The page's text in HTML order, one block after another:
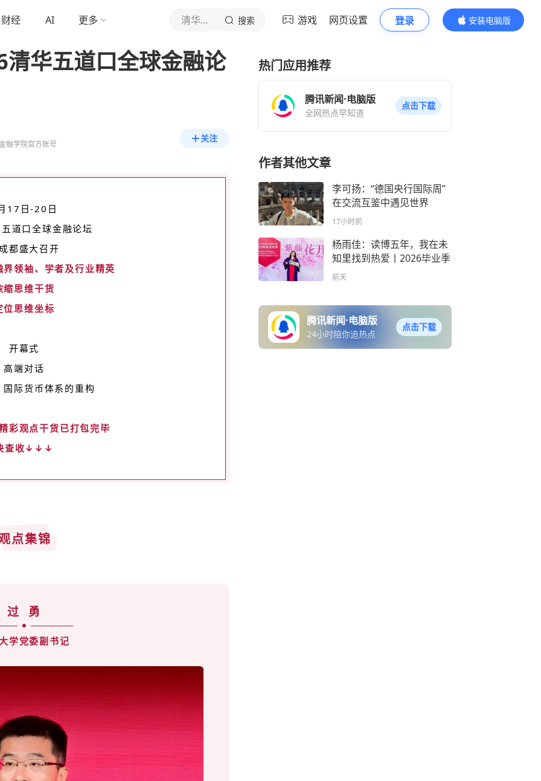
财经 AI 更多 清华大学五道口金融学院 搜索 游戏 网页设置 登录
安装电脑版
内容更精彩
华五道口全球金融论
融学院官方账号
关注
17日-20日
道口全球金融论坛
都盛大召开
界领袖、学者及行业精英
缩思维干货
位思维坐标
开幕式
高端对话
国际货币体系的重构
彩观点干货已打包完毕
查收↓↓↓
点集锦
过 勇
学党委副书记
热门应用推荐
腾讯新闻·电脑版
全网热点早知道
点击下载
作者其他文章
李可扬：“德国央行国际周”
在交流互鉴中遇见世界
17小时前
杨雨佳：读博五年，我在未
知里找到热爱丨2026毕业季
前天
腾讯新闻·电脑版
24小时陪你追热点
点击下载